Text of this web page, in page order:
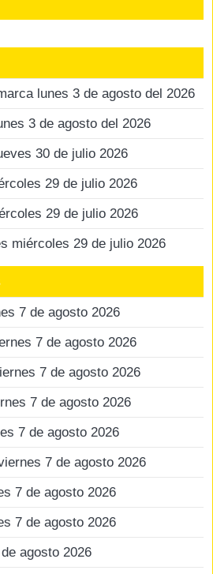
lunes 3 de agosto del 2026
3 de agosto del 2026
30 de julio 2026
29 de julio 2026
29 de julio 2026
miércoles 29 de julio 2026
7 de agosto 2026
7 de agosto 2026
7 de agosto 2026
7 de agosto 2026
7 de agosto 2026
7 de agosto 2026
7 de agosto 2026
7 de agosto 2026
agosto 2026